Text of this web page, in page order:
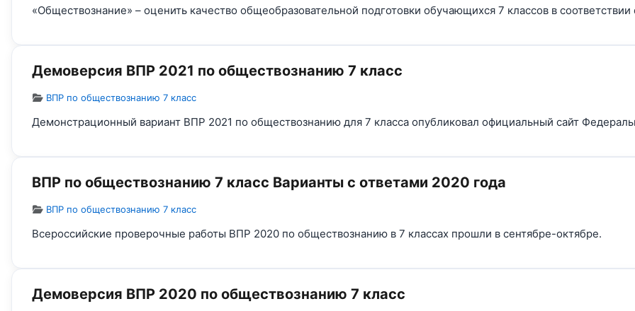
«Обществознание» – оценить качество общеобразовательной подготовки обучающихся 7 классов в
Демоверсия ВПР 2021 по обществознанию 7 класс
Информация о материале
ВПР по обществознанию 7 класс
Демонстрационный вариант ВПР 2021 по обществознанию для 7 класса опубликовал официальный сайт
ВПР по обществознанию 7 класс Варианты с ответами 2020 года
Информация о материале
ВПР по обществознанию 7 класс
Всероссийские проверочные работы ВПР 2020 по обществознанию в 7 классах прошли в сентябре-октябре.
Демоверсия ВПР 2020 по обществознанию 7 класс